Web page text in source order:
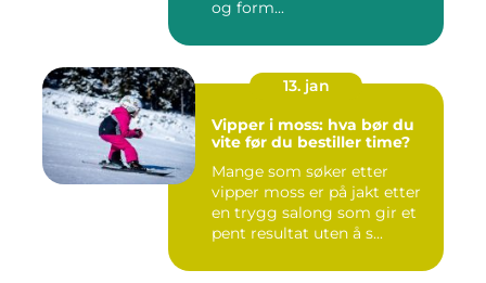
og form...
13. jan
Vipper i moss: hva bør du
vite før du bestiller time?
Mange som søker etter
vipper moss er på jakt etter
en trygg salong som gir et
pent resultat uten å s...